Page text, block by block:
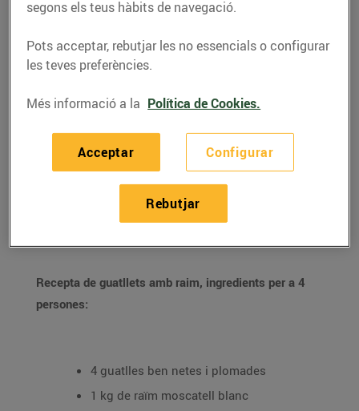
Recepta de guatllets
amb raim, ingredients
per a 4 persones:
Recepta de guatllets amb raim, ingredients per a 4
persones:
4 guatlles ben netes i plomades
1 kg de raïm moscatell blanc
segons els teus hàbits de navegació.
Pots acceptar, rebutjar les no essencials o configurar
les teves preferències.
Més informació a la Política de Cookies.
Configurar
Rebutjar
Acceptar